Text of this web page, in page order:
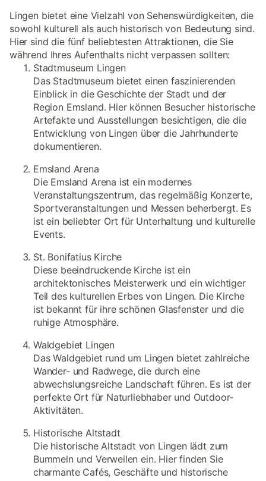
Lingen bietet eine Vielzahl von Sehenswürdigkeiten, die
sowohl kulturell als auch historisch von Bedeutung sind.
Hier sind die fünf beliebtesten Attraktionen, die Sie
während Ihres Aufenthalts nicht verpassen sollten:
Stadtmuseum Lingen
Das Stadtmuseum bietet einen faszinierenden
Einblick in die Geschichte der Stadt und der
Region Emsland. Hier können Besucher historische
Artefakte und Ausstellungen besichtigen, die die
Entwicklung von Lingen über die Jahrhunderte
dokumentieren.
Emsland Arena
Die Emsland Arena ist ein modernes
Veranstaltungszentrum, das regelmäßig Konzerte,
Sportveranstaltungen und Messen beherbergt. Es
ist ein beliebter Ort für Unterhaltung und kulturelle
Events.
St. Bonifatius Kirche
Diese beeindruckende Kirche ist ein
architektonisches Meisterwerk und ein wichtiger
Teil des kulturellen Erbes von Lingen. Die Kirche
ist bekannt für ihre schönen Glasfenster und die
ruhige Atmosphäre.
Waldgebiet Lingen
Das Waldgebiet rund um Lingen bietet zahlreiche
Wander- und Radwege, die durch eine
abwechslungsreiche Landschaft führen. Es ist der
perfekte Ort für Naturliebhaber und Outdoor-
Aktivitäten.
Historische Altstadt
Die historische Altstadt von Lingen lädt zum
Bummeln und Verweilen ein. Hier finden Sie
charmante Cafés, Geschäfte und historische